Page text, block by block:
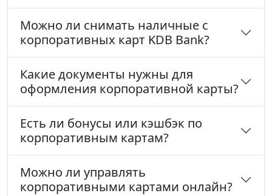
Можно ли снимать наличные с
корпоративных карт KDB Bank?
Какие документы нужны для
оформления корпоративной карты?
Есть ли бонусы или кэшбэк по
корпоративным картам?
Можно ли управлять
корпоративными картами онлайн?